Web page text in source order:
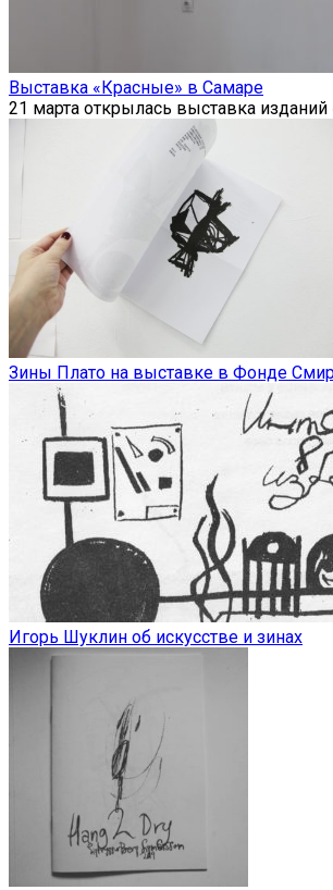
Выставка «Красные» в Самаре
21 марта открылась выставка изданий
Зины Плато на выставке в Фонде
Игорь Шуклин об искусстве и зинах